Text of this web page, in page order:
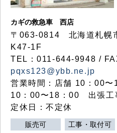
カギの救急車 西店
〒063-0814 北海道札幌
K47-1F
TEL：011-644-9948 /
pqxs123@ybb.ne.jp
営業時間：店舗 10：00
10：00〜18：00 出張工
定休日：不定休
販売可 工事・取付可